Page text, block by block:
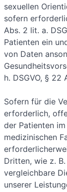
sexuellen
sofern
Abs. 2 lit. a.
Patienten ein
von Daten
h. DSGVO, § 22
Sofern für die
erforderlich,
der Patienten
medizinischen
Dritten, wie z.
vergleichbare
unserer